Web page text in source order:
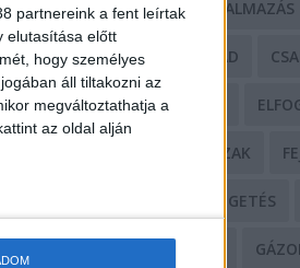
partnereink a fent leírtak
elutasítása előtt
hogy személyes
áll tiltakozni az
megváltoztathatja a
az oldal alján
BÁNTALMAZÁS
CSALÁD
ERŐSZAK
FENYEGETÉS